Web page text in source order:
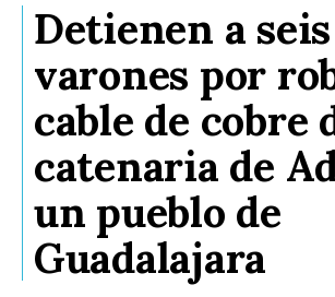
Detienen a seis
varones por
cable de cobre
catenaria de
un pueblo de
Guadalajara